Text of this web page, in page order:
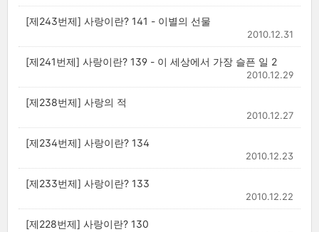
[제243번제] 사랑이란? 141 - 이별의 선물
2010.12.31
[제241번제] 사랑이란? 139 - 이 세상에서 가장 슬픈 일 2
2010.12.29
[제238번제] 사랑의 적
2010.12.27
[제234번제] 사랑이란? 134
2010.12.23
[제233번제] 사랑이란? 133
2010.12.22
[제228번제] 사랑이란? 130